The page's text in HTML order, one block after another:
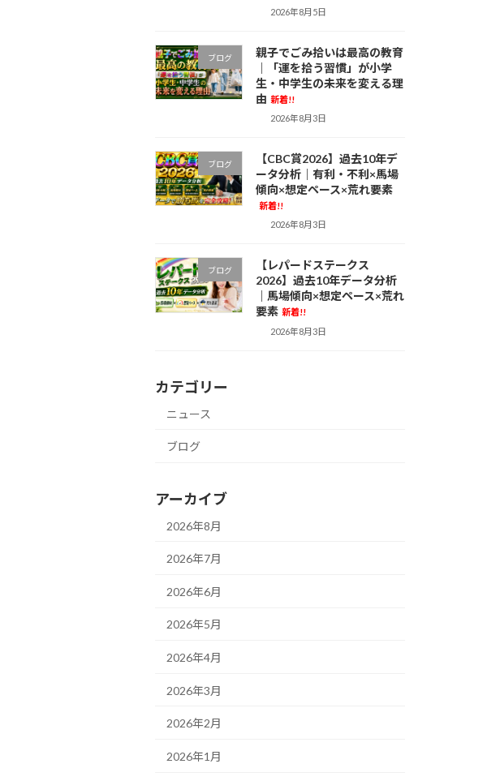
2026年8月5日
ブログ
親子でごみ拾いは最高の教育
｜「運を拾う習慣」が小学
生・中学生の未来を変える理
由 新着!!
2026年8月3日
ブログ
【CBC賞2026】過去10年デ
ータ分析｜有利・不利×馬場
傾向×想定ペース×荒れ要素
新着!!
2026年8月3日
ブログ
【レパードステークス
2026】過去10年データ分析
｜馬場傾向×想定ペース×荒れ
要素 新着!!
2026年8月3日
カテゴリー
ニュース
ブログ
アーカイブ
2026年8月
2026年7月
2026年6月
2026年5月
2026年4月
2026年3月
2026年2月
2026年1月